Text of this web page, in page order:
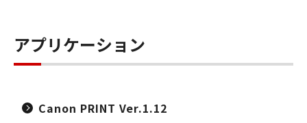
アプリケーション
Canon PRINT Ver.1.12